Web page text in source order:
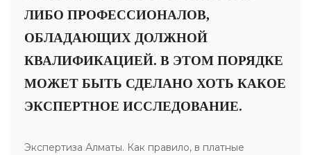
ЛИБО ПРОФЕССИОНАЛОВ,
ОБЛАДАЮЩИХ ДОЛЖНОЙ
КВАЛИФИКАЦИЕЙ. В ЭТОМ ПОРЯДКЕ
МОЖЕТ БЫТЬ СДЕЛАНО ХОТЬ КАКОЕ
ЭКСПЕРТНОЕ ИССЛЕДОВАНИЕ.
Экспертиза Алматы. Как правило, в платные